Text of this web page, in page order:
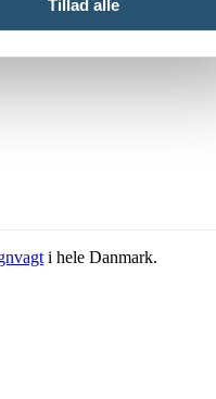
Tillad alle
i hele Danmark.